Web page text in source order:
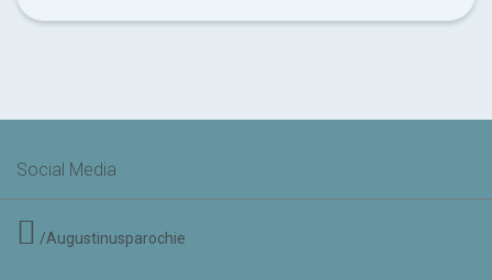
Social Media
/Augustinusparochie